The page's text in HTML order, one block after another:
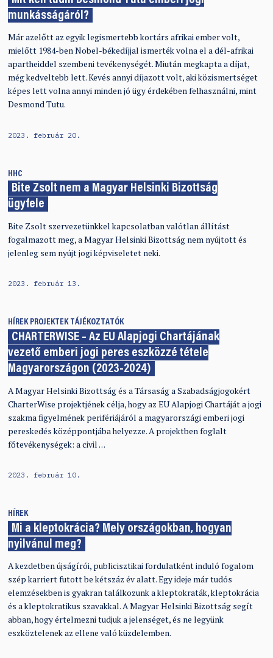
munkásságáról?
Már azelőtt az egyik legismertebb kortárs afrikai ember volt,
mielőtt 1984-ben Nobel-békedíjjal ismerték volna el a dél-afrikai
apartheiddel szembeni tevékenységét. Miután megkapta a díjat,
még kedveltebb lett. Kevés annyi díjazott volt, aki közismertséget
képes lett volna annyi minden jó ügy érdekében felhasználni, mint
Desmond Tutu.
2023. február 20.
HHC
Bite Zsolt nem a Magyar Helsinki Bizottság
ügyfele
Bite Zsolt szervezetünkkel kapcsolatban valótlan állítást
fogalmazott meg, a Magyar Helsinki Bizottság nem nyújtott és
jelenleg sem nyújt jogi képviseletet neki.
2023. február 13.
HÍREK PROJEKTEK TÁJÉKOZTATÓK
CHARTERWISE – Az EU Alapjogi Chartájának
vezető emberi jogi peres eszközzé tétele
Magyarországon (2023-2024)
A Magyar Helsinki Bizottság és a Társaság a Szabadságjogokért
CharterWise projektjének célja, hogy az EU Alapjogi Chartáját a jogi
szakma figyelmének perifériájáról a magyarországi emberi jogi
pereskedés középpontjába helyezze. A projektben foglalt
főtevékenységek: a civil …
2023. február 10.
HÍREK
Mi a kleptokrácia? Mely országokban, hogyan
nyilvánul meg?
A kezdetben újságírói, publicisztikai fordulatként induló fogalom
szép karriert futott be kétszáz év alatt. Egy ideje már tudós
elemzésekben is gyakran találkozunk a kleptokraták, kleptokrácia
és a kleptokratikus szavakkal. A Magyar Helsinki Bizottság segít
abban, hogy értelmezni tudjuk a jelenséget, és ne legyünk
eszköztelenek az ellene való küzdelemben.